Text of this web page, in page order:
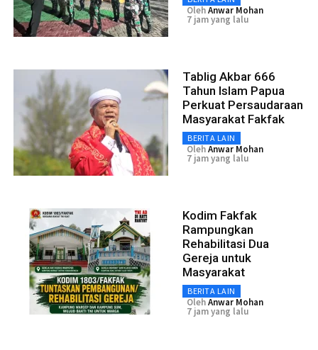
OlehAnwar Mohan
7 jam yang lalu
Tablig Akbar 666
Tahun Islam Papua
Perkuat Persaudaraan
Masyarakat Fakfak
BERITA LAIN
OlehAnwar Mohan
7 jam yang lalu
Kodim Fakfak
Rampungkan
Rehabilitasi Dua
Gereja untuk
Masyarakat
BERITA LAIN
OlehAnwar Mohan
7 jam yang lalu